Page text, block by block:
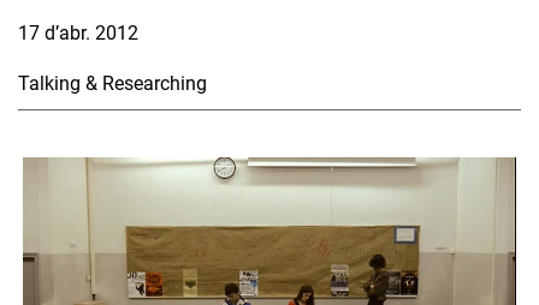
17 d’abr. 2012
Talking & Researching